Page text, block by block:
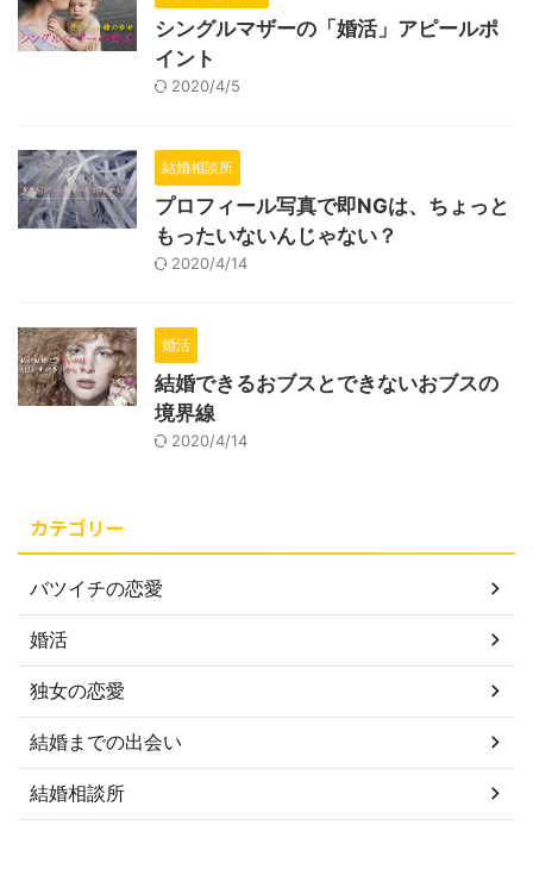
シングルマザーの「婚活」アピールポ
イント
2020/4/5
結婚相談所
プロフィール写真で即NGは、ちょっと
もったいないんじゃない？
2020/4/14
婚活
結婚できるおブスとできないおブスの
境界線
2020/4/14
カテゴリー
バツイチの恋愛
婚活
独女の恋愛
結婚までの出会い
結婚相談所